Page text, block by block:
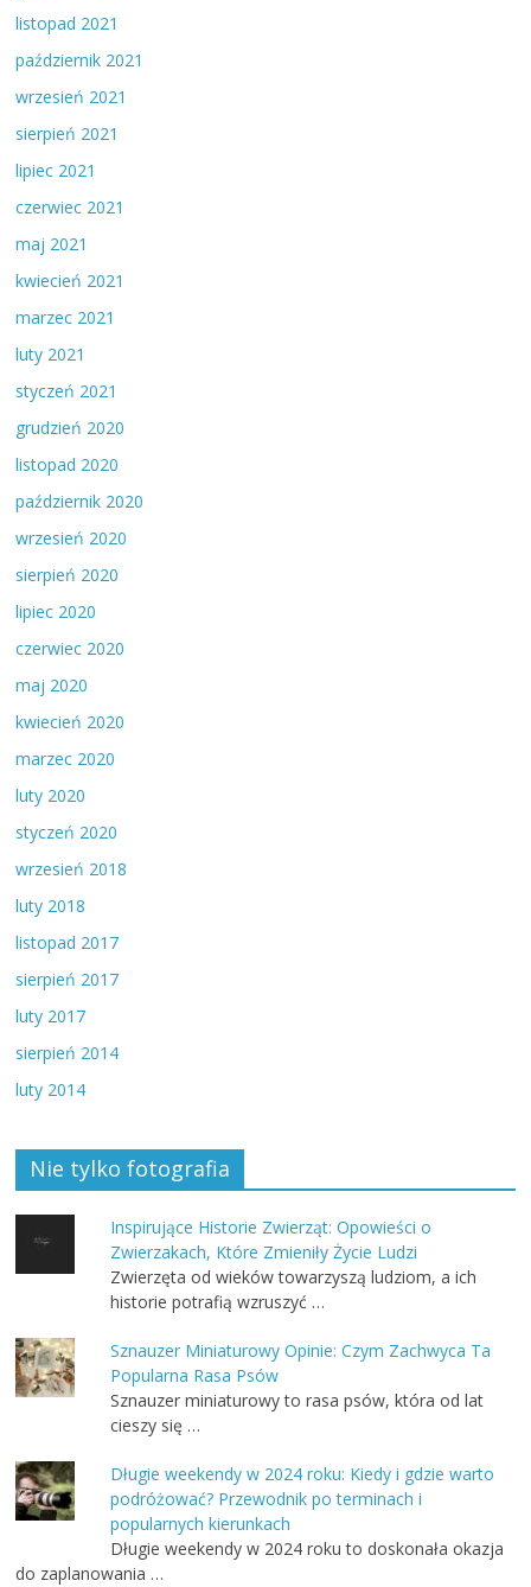
listopad 2021
październik 2021
wrzesień 2021
sierpień 2021
lipiec 2021
czerwiec 2021
maj 2021
kwiecień 2021
marzec 2021
luty 2021
styczeń 2021
grudzień 2020
listopad 2020
październik 2020
wrzesień 2020
sierpień 2020
lipiec 2020
czerwiec 2020
maj 2020
kwiecień 2020
marzec 2020
luty 2020
styczeń 2020
wrzesień 2018
luty 2018
listopad 2017
sierpień 2017
luty 2017
sierpień 2014
luty 2014
Nie tylko fotografia
Inspirujące Historie Zwierząt: Opowieści o
Zwierzakach, Które Zmieniły Życie Ludzi
Zwierzęta od wieków towarzyszą ludziom, a ich
historie potrafią wzruszyć …
Sznauzer Miniaturowy Opinie: Czym Zachwyca Ta
Popularna Rasa Psów
Sznauzer miniaturowy to rasa psów, która od lat
cieszy się …
Długie weekendy w 2024 roku: Kiedy i gdzie warto
podróżować? Przewodnik po terminach i
popularnych kierunkach
Długie weekendy w 2024 roku to doskonała okazja
do zaplanowania …